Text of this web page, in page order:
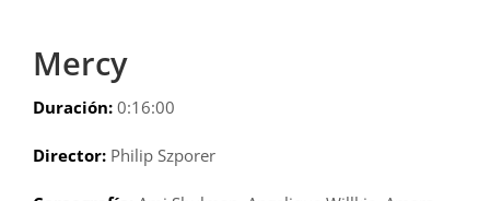
Mercy
Duración: 0:16:00
Director:Philip Szporer